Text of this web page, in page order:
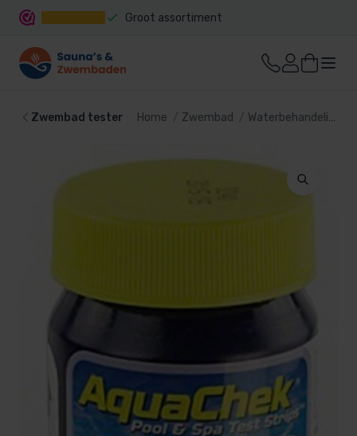
Groot assortiment
Zwembad tester Home Zwembad Waterbehandeling